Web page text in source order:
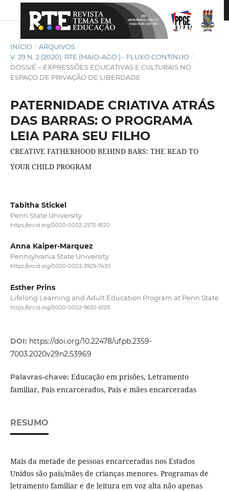
INÍCIO / ARQUIVOS /
V. 29 N. 2 (2020): RTE (MAIO-AGO.) - FLUXO CONTÍNUO /
DOSSIÊ – EXPRESSÕES EDUCATIVAS E CULTURAIS NO
ESPAÇO DE PRIVAÇÃO DE LIBERDADE
PATERNIDADE CRIATIVA ATRÁS
DAS BARRAS: O PROGRAMA
LEIA PARA SEU FILHO
CREATIVE FATHERHOOD BEHIND BARS: THE READ TO
YOUR CHILD PROGRAM
Tabitha Stickel
Penn State University
https://orcid.org/0000-0002-2575-8120
Anna Kaiper-Marquez
Pennsylvania State University
https://orcid.org/0000-0003-3929-7430
Esther Prins
Lifelong Learning and Adult Education Program at Penn State
https://orcid.org/0000-0002-9630-6105
DOI: https://doi.org/10.22478/ufpb.2359-
7003.2020v29n2.53969
Palavras-chave: Educação em prisões, Letramento
familiar, Pais encarcerados, Pais e mães encarceradas
RESUMO
Mais da metade de pessoas encarceradas nos Estados
Unidos são pais/mães de crianças menores. Programas de
letramento familiar e de leitura em voz alta não apenas